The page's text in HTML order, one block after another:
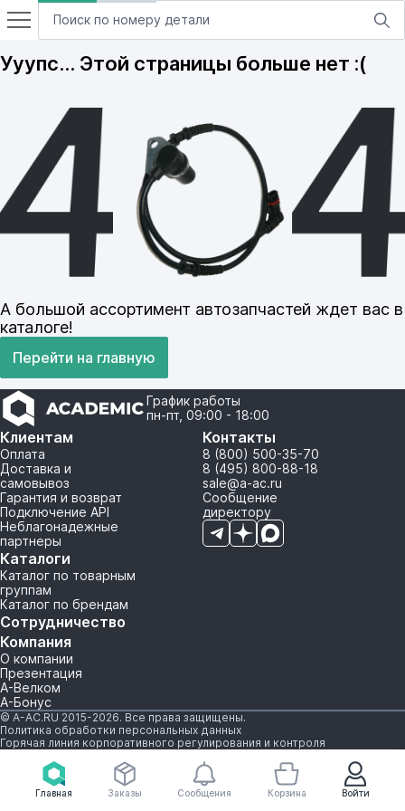
Главная Войти
Заказы Сообщения Корзина
Ууупс… Этой страницы больше нет :(
А большой ассортимент автозапчастей ждет вас в
каталоге!
Перейти на главную
График работы
пн-пт, 09:00 - 18:00
Клиентам
Оплата
Доставка и
самовывоз
Гарантия и возврат
Подключение API
Неблагонадежные
партнеры
Каталоги
Каталог по товарным
группам
Каталог по брендам
Сотрудничество
Компания
О компании
Презентация
А-Велком
А-Бонус
Контакты
8 (800) 500-35-70
8 (495) 800-88-18
sale@a-ac.ru
Сообщение
директору
© A-AC.RU 2015-2026. Все права защищены.
Политика обработки персональных данных
Горячая линия корпоративного регулирования и контроля